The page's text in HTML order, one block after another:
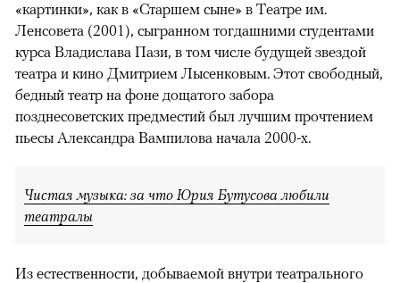
«картинки», как в «Старшем сыне» в Театре им.
Ленсовета (2001), сыгранном тогдашними студентами
курса Владислава Пази, в том числе будущей звездой
театра и кино Дмитрием Лысенковым. Этот свободный,
бедный театр на фоне дощатого забора
позднесоветских предместий был лучшим прочтением
пьесы Александра Вампилова начала 2000-х.
Чистая музыка: за что Юрия Бутусова любили
театралы
Из естественности, добываемой внутри театрального